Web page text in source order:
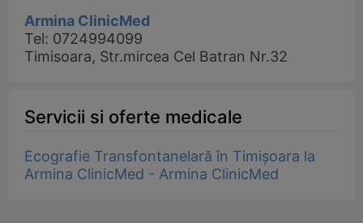
Armina ClinicMed
Tel: 0724994099
Timisoara, Str.mircea Cel Batran Nr.32
Servicii si oferte medicale
Ecografie Transfontanelară în Timișoara la
Armina ClinicMed - Armina ClinicMed